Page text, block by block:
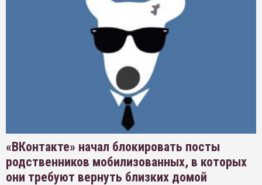
«ВКонтакте» начал блокировать посты
родственников мобилизованных, в которых
они требуют вернуть близких домой